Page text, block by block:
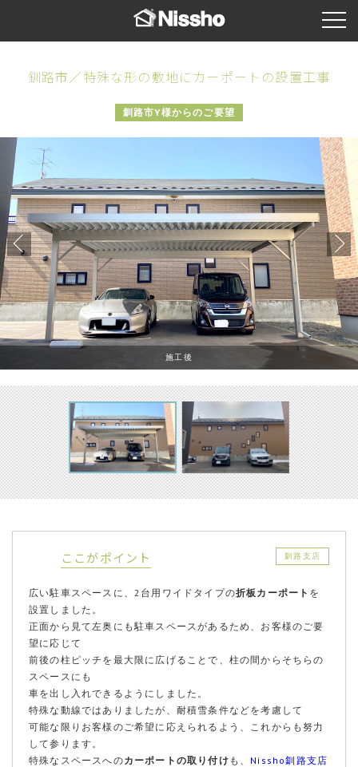
釧路市／特殊な形の敷地にカーポートの設置工事
釧路市Y様からのご要望
施工後
ここがポイント 釧路支店
広い駐車スペースに、2台用ワイドタイプの折板カーポート を
設置しました。
正面から見て左奥にも駐車スペースがあるため、お客様のご要
望に応じて
前後の柱ピッチを最大限に広げることで、柱の間からそちらの
スペースにも
車を出し入れできるようにしました。
特殊な動線ではありましたが、耐積雪条件などを考慮して
可能な限りお客様のご希望に応えられるよう、これからも努力
して参ります。
特殊なスペースへのカーポートの取り付け も、 Nissho釧路支店